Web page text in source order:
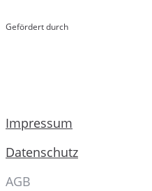
Gefördert durch
Impressum
Datenschutz
AGB